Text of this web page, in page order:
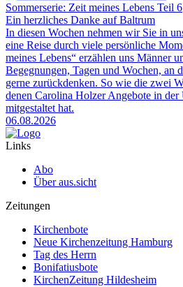
Sommerserie: Zeit meines Lebens Teil 6
Ein herzliches Danke auf Baltrum
In diesen Wochen nehmen wir Sie in
eine Reise durch viele persönliche
meines Lebens“ erzählen uns Männer
Begegnungen, Tagen und Wochen, an
gerne zurückdenken. So wie die zwei
denen Carolina Holzer Angebote in der
mitgestaltet hat.
06.08.2026
Links
Abo
Über aus.sicht
Zeitungen
Kirchenbote
Neue Kirchenzeitung Hamburg
Tag des Herrn
Bonifatiusbote
KirchenZeitung Hildesheim